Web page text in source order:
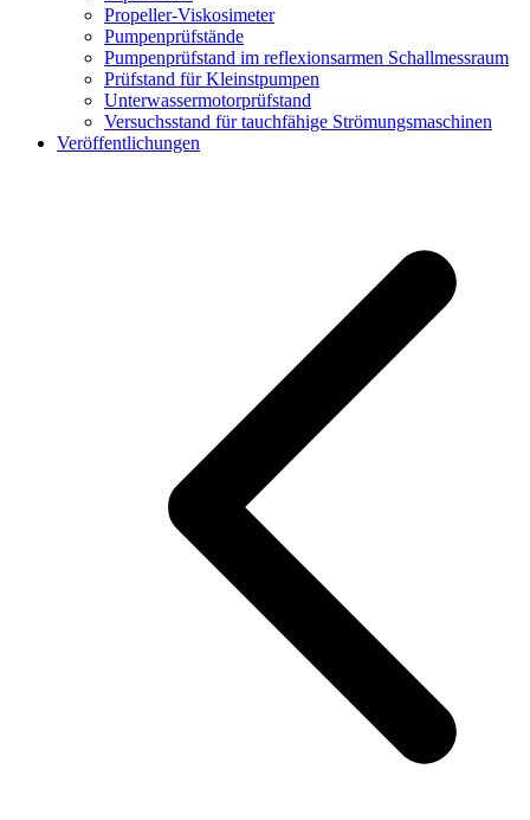
Propeller-Viskosimeter
Pumpenprüfstände
Pumpenprüfstand im reflexionsarmen Schallmessraum
Prüfstand für Kleinstpumpen
Unterwassermotorprüfstand
Versuchsstand für tauchfähige Strömungsmaschinen
Veröffentlichungen